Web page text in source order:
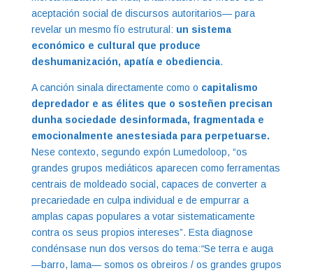
aceptación social de discursos autoritarios— para
revelar un mesmo fío estrutural: un sistema
económico e cultural que produce
deshumanización, apatía e obediencia.
A canción sinala directamente como o capitalismo
depredador e as élites que o sosteñen precisan
dunha sociedade desinformada, fragmentada e
emocionalmente anestesiada para perpetuarse.
Nese contexto, segundo expón Lumedoloop, “os
grandes grupos mediáticos aparecen como ferramentas
centrais de moldeado social, capaces de converter a
precariedade en culpa individual e de empurrar a
amplas capas populares a votar sistematicamente
contra os seus propios intereses”. Esta diagnose
condénsase nun dos versos do tema:“Se terra e auga
—barro, lama— somos os obreiros / os grandes grupos